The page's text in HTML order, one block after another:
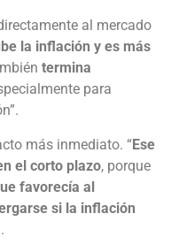
al mercado
la inflación y es más
termina
para
más inmediato. “Ese
el corto plazo, porque
favorecía al
si la inflación